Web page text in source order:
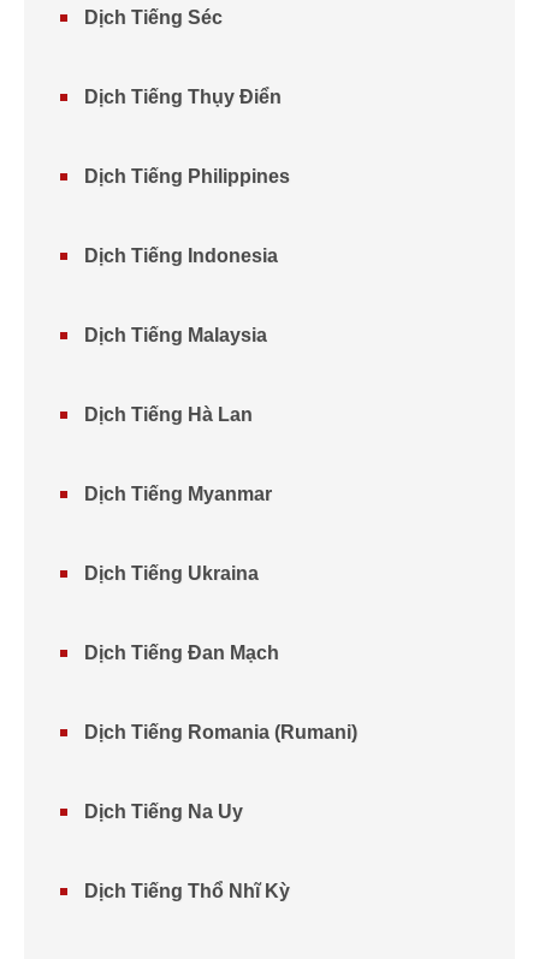
Dịch Tiếng Séc
Dịch Tiếng Thụy Điển
Dịch Tiếng Philippines
Dịch Tiếng Indonesia
Dịch Tiếng Malaysia
Dịch Tiếng Hà Lan
Dịch Tiếng Myanmar
Dịch Tiếng Ukraina
Dịch Tiếng Đan Mạch
Dịch Tiếng Romania (Rumani)
Dịch Tiếng Na Uy
Dịch Tiếng Thổ Nhĩ Kỳ